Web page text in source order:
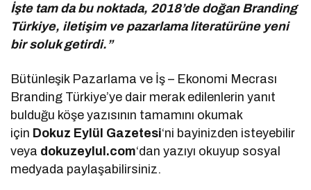
İşte tam da bu noktada, 2018’de doğan Branding
Türkiye, iletişim ve pazarlama literatürüne yeni
bir soluk getirdi.”
Bütünleşik Pazarlama ve İş – Ekonomi Mecrası
Branding Türkiye’ye dair merak edilenlerin yanıt
bulduğu köşe yazısının tamamını okumak
için Dokuz Eylül Gazetesi‘ni bayinizden isteyebilir
veya dokuzeylul.com‘dan yazıyı okuyup sosyal
medyada paylaşabilirsiniz.